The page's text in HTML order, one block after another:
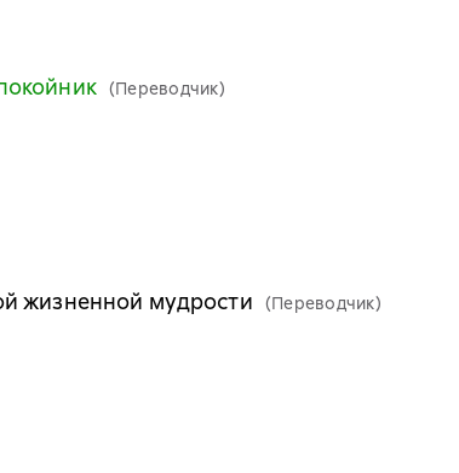
(Переводчик)
жизненной мудрости
(Переводчик)